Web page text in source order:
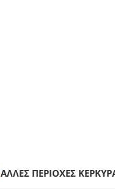
ΑΛΛΕΣ ΠΕΡΙΟΧΕΣ